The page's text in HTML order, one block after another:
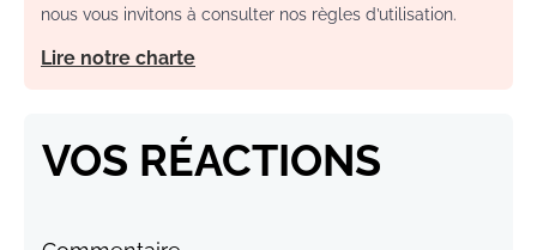
nous vous invitons à consulter nos règles d’utilisation.
Lire notre charte
VOS RÉACTIONS